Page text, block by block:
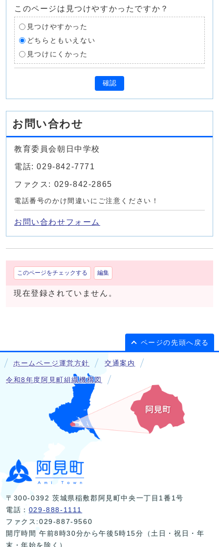
このページは見つけやすかったですか？
見つけやすかった
どちらともいえない
見つけにくかった
確認
お問い合わせ
教育委員会朝日中学校
電話: 029-842-7771
ファクス: 029-842-2865
電話番号のかけ間違いにご注意ください！
お問い合わせフォーム
このページをチェックする 編集
現在登録されていません。
ページの先頭へ戻る
ホームページ運営方針 交通案内
令和8年度阿見町組織機構図
〒300-0392 茨城県稲敷郡阿見町中央一丁目1番1号
電話： 029-888-1111
ファクス:029-887-9560
開庁時間 午前8時30分から午後5時15分（土日・祝日・年
末・年始を除く）